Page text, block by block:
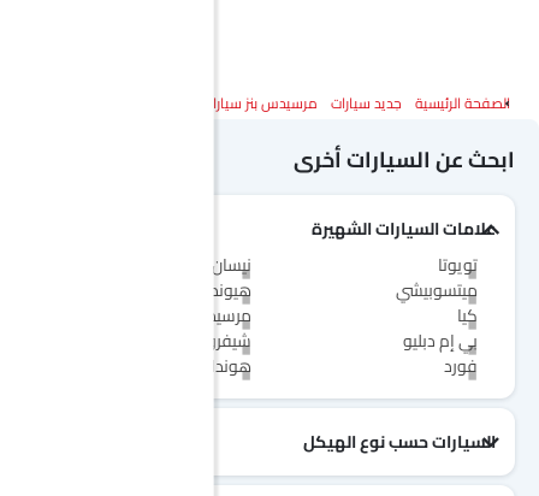
الصفحة الرئيسية جديد سيارات مرسيدس بنز سيارات
ابحث عن السيارات أخرى
علامات السيارات الشهيرة
تويوتا
نيسان
ميتسوبيشي
هيونداي
كيا
مرسيدس-بنز
بي إم دبليو
شيفروليه
فورد
هوندا
السيارات حسب نوع الهيكل